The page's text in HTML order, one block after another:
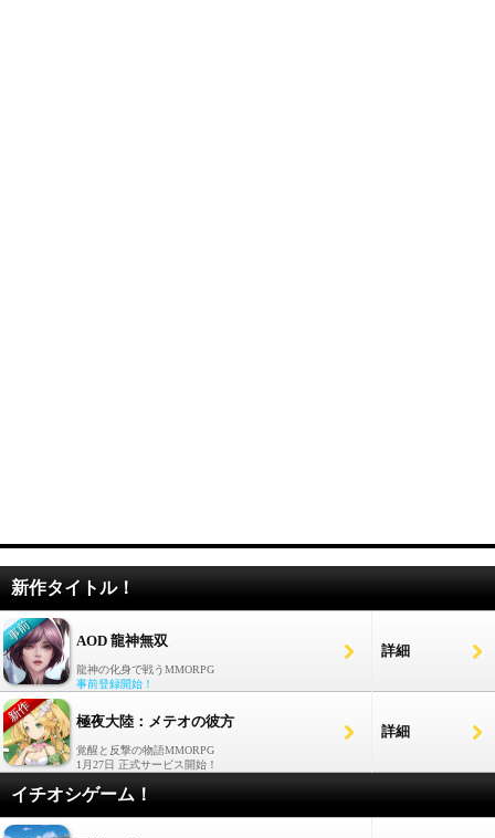
新作タイトル！
AOD 龍神無双
龍神の化身で戦うMMORPG
事前登録開始！
詳細
極夜大陸：メテオの彼方
覚醒と反撃の物語MMORPG
1月27日 正式サービス開始！
詳細
イチオシゲーム！